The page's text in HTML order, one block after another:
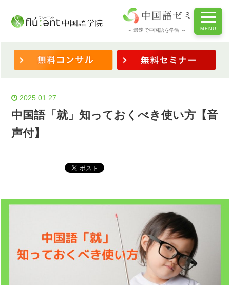
～ 最速で中国語を学習 ～
中国語「就」知っておくべき使い方【音声付】
2025.01.27
中国語「就」知っておくべき使い方【音
声付】